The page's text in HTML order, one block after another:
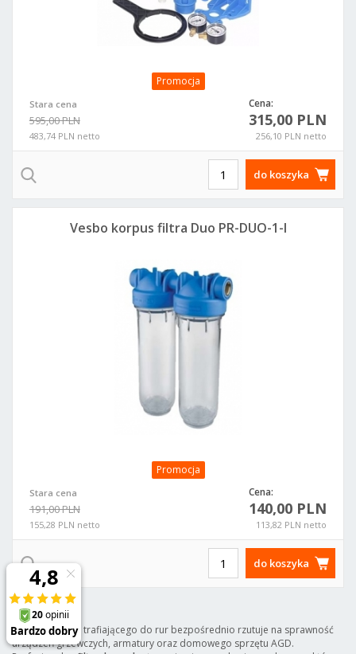
Promocja
Stara cena
595,00 PLN
483,74 PLN netto
Cena:
315,00 PLN
256,10 PLN netto
do koszyka
Promocja
Stara cena
191,00 PLN
155,28 PLN netto
Cena:
140,00 PLN
113,82 PLN netto
Vesbo korpus filtra Duo PR-DUO-1-I
do koszyka
Jakość czynnika trafiającego do rur bezpośrednio rzutuje na sprawność
urządzeń grzewczych, armatury oraz domowego sprzętu AGD.